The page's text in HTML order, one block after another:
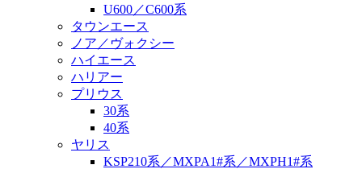
U600／C600系
タウンエース
ノア／ヴォクシー
ハイエース
ハリアー
プリウス
30系
40系
ヤリス
KSP210系／MXPA1#系／MXPH1#系